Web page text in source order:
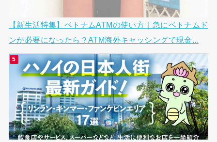
【新生活特集】ベトナムATMの使い方｜急にベトナムド
ンが必要になったら？ATM海外キャッシングで現金...